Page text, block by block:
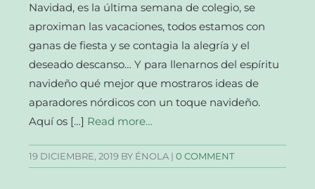
Navidad, es la última semana de colegio, se
aproximan las vacaciones, todos estamos con
ganas de fiesta y se contagia la alegría y el
deseado descanso… Y para llenarnos del espíritu
navideño qué mejor que mostraros ideas de
aparadores nórdicos con un toque navideño.
Aquí os […] Read more…
19 DICIEMBRE, 2019 BY ÉNOLA |0 COMMENT